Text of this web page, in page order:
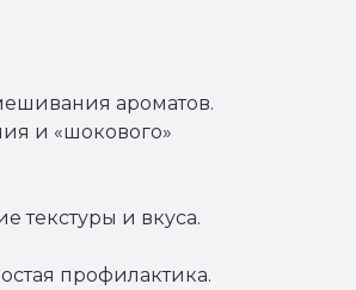
ароматов.
и «шокового»
текстуры и вкуса.
профилактика.